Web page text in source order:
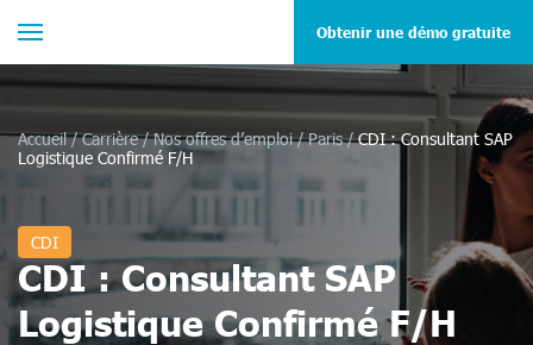
Obtenir une démo gratuite
Accueil / Carrière / Nos offres d’emploi / Paris / CDI : Consultant SAP
Logistique Confirmé F/H
CDI
CDI : Consultant SAP
Logistique Confirmé F/H